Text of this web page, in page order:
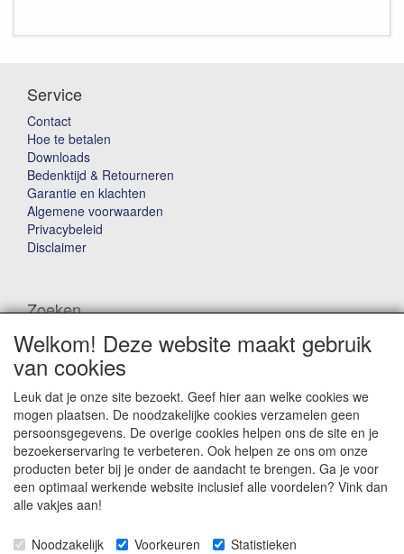
Service
Contact
Hoe te betalen
Downloads
Bedenktijd & Retourneren
Garantie en klachten
Algemene voorwaarden
Privacybeleid
Disclaimer
Zoeken
Waar ben je naar op zoek?
Winkelwagen
Uw winkelwagen is leeg
Welkom! Deze website maakt gebruik
van cookies
Leuk dat je onze site bezoekt. Geef hier aan welke cookies we
mogen plaatsen. De noodzakelijke cookies verzamelen geen
persoonsgegevens. De overige cookies helpen ons de site en je
bezoekerservaring te verbeteren. Ook helpen ze ons om onze
producten beter bij je onder de aandacht te brengen. Ga je voor
een optimaal werkende website inclusief alle voordelen? Vink dan
alle vakjes aan!
Noodzakelijk Voorkeuren Statistieken